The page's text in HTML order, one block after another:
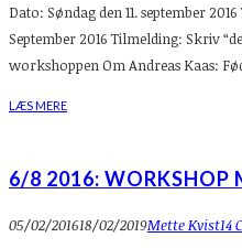
Dato: Søndag den 11. september
September 2016 Tilmelding: Skriv
workshoppen Om Andreas Kaas:
LÆS MERE
6/8 2016: WORKSHOP
05/02/201618/02/2019Mette Kvist14